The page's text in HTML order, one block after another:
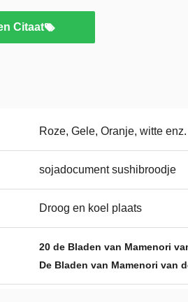
Citaat
Roze, Gele, Oranje, witte enz.
sojadocument sushibroodje
Droog en koel plaats
20 de Bladen van Mamenori
De Bladen van Mamenori van